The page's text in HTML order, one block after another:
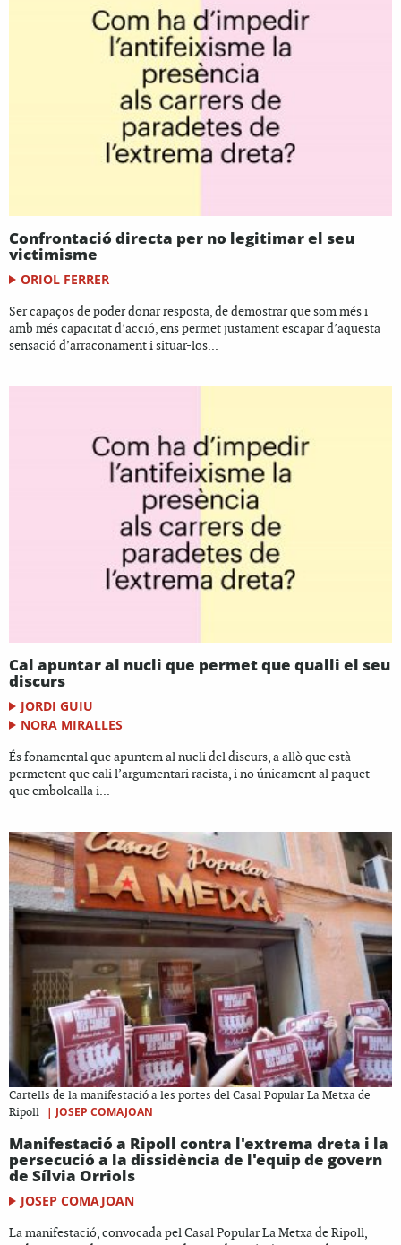
Confrontació directa per no legitimar el seu
victimisme
ORIOL FERRER
Ser capaços de poder donar resposta, de demostrar que som més i
amb més capacitat d’acció, ens permet justament escapar d’aquesta
sensació d’arraconament i situar-los...
Cal apuntar al nucli que permet que qualli el seu
discurs
JORDI GUIU
NORA MIRALLES
És fonamental que apuntem al nucli del discurs, a allò que està
permetent que cali l’argumentari racista, i no únicament al paquet
que embolcalla i...
Cartells de la manifestació a les portes del Casal Popular La Metxa de
Ripoll
| JOSEP COMAJOAN
Manifestació a Ripoll contra l'extrema dreta i la
persecució a la dissidència de l'equip de govern
de Sílvia Orriols
JOSEP COMAJOAN
La manifestació, convocada pel Casal Popular La Metxa de Ripoll,